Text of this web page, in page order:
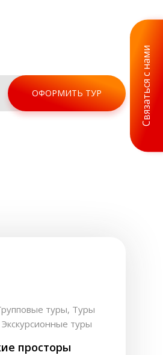
ОФОРМИТЬ ТУР
туры, Туры
Экскурсионные туры
просторы
Связаться с нами